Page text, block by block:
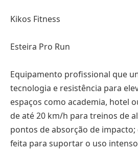
Kikos Fitness
Esteira Pro Run
Equipamento profissional que
tecnologia e resistência para
espaços como academia, hotel
de até 20 km/h para treinos de
pontos de absorção de
feita para suportar o uso